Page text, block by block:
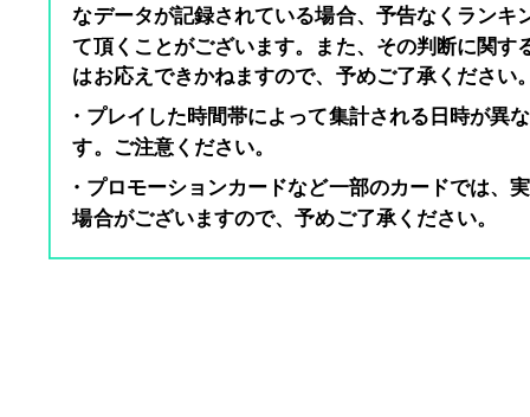
なデータが記録されている場合、予告なくランキ
て頂くことがございます。また、その判断に関す
はお応えできかねますので、予めご了承ください
・プレイした時間帯によって集計される日時が異
す。ご注意ください。
・プロモーションカードなど一部のカードでは、
場合がございますので、予めご了承ください。